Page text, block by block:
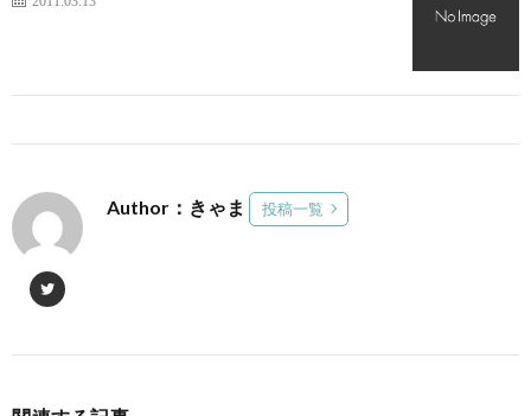
Author：きゃま 投稿一覧